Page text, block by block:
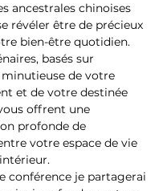
ancestrales chinoises
révéler être de précieux
bien-être quotidien.
basés sur
de votre
et de votre destinée
offrent une
profonde de
votre espace de vie
conférence je partagerai